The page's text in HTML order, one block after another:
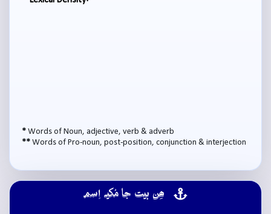
* Words of Noun, adjective, verb & adverb
** Words of Pro-noun, post-position, conjunction & interjection
ھِن بيت جا مُکيہ اِسم